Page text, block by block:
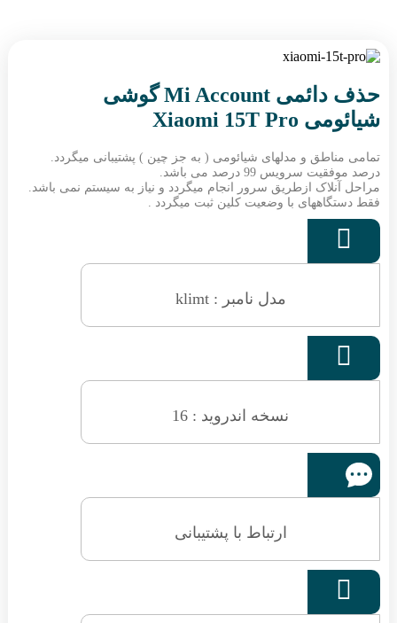
حذف دائمی Mi Account گوشی
شیائومی Xiaomi 15T Pro
تمامی مناطق و مدلهای شیائومی ( به جز چین ) پشتیبانی میگردد.
درصد موفقیت سرویس 99 درصد می باشد.
مراحل آنلاک ازطریق سرور انجام میگردد و نیاز به سیستم نمی باشد.
فقط دستگاههای با وضعیت کلین ثبت میگردد .

مدل نامبر : klimt

نسخه اندروید : 16
ارتباط با پشتیبانی
